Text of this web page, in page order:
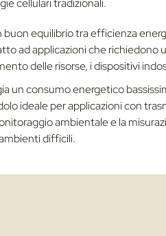
cellulari tradizionali.
buon equilibrio tra efficienza
ad applicazioni che
delle risorse, i dispositivi
un consumo energetico
ideale per applicazioni con
ambientale e la
difficili.